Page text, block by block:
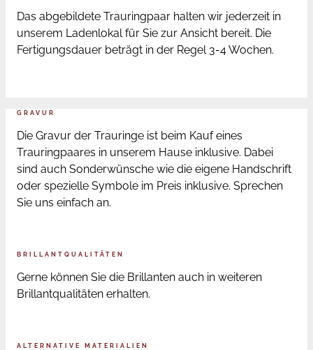
Das abgebildete Trauringpaar halten wir jederzeit in
unserem Ladenlokal für Sie zur Ansicht bereit. Die
Fertigungsdauer beträgt in der Regel 3-4 Wochen.
GRAVUR
Die Gravur der Trauringe ist beim Kauf eines
Trauringpaares in unserem Hause inklusive. Dabei
sind auch Sonderwünsche wie die eigene Handschrift
oder spezielle Symbole im Preis inklusive. Sprechen
Sie uns einfach an.
BRILLANTQUALITÄTEN
Gerne können Sie die Brillanten auch in weiteren
Brillantqualitäten erhalten.
ALTERNATIVE MATERIALIEN